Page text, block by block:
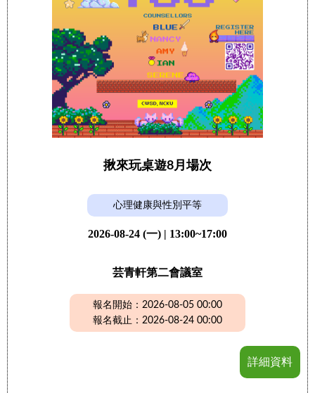
揪來玩桌遊8月場次
心理健康與性別平等
2026-08-24 (一) | 13:00~17:00
芸青軒第二會議室
報名開始：2026-08-05 00:00
報名截止：2026-08-24 00:00
詳細資料